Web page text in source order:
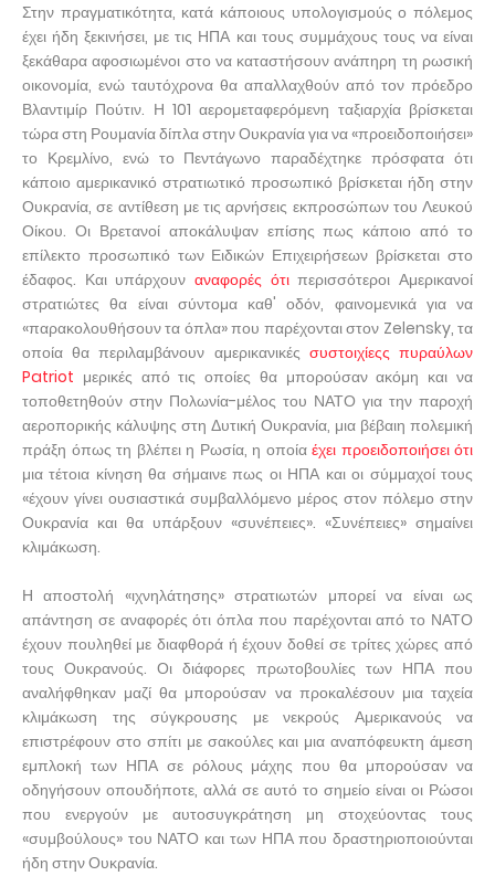
Στην πραγματικότητα, κατά κάποιους υπολογισμούς ο πόλεμος
έχει ήδη ξεκινήσει, με τις ΗΠΑ και τους συμμάχους τους να είναι
ξεκάθαρα αφοσιωμένοι στο να καταστήσουν ανάπηρη τη ρωσική
οικονομία, ενώ ταυτόχρονα θα απαλλαχθούν από τον πρόεδρο
Βλαντιμίρ Πούτιν. Η 101 αερομεταφερόμενη ταξιαρχία βρίσκεται
τώρα στη Ρουμανία δίπλα στην Ουκρανία για να «προειδοποιήσει»
το Κρεμλίνο, ενώ το Πεντάγωνο παραδέχτηκε πρόσφατα ότι
κάποιο αμερικανικό στρατιωτικό προσωπικό βρίσκεται ήδη στην
Ουκρανία, σε αντίθεση με τις αρνήσεις εκπροσώπων του Λευκού
Οίκου. Οι Βρετανοί αποκάλυψαν επίσης πως κάποιο από το
επίλεκτο προσωπικό των Ειδικών Επιχειρήσεων βρίσκεται στο
έδαφος. Και υπάρχουν αναφορές ότιπερισσότεροι Αμερικανοί
στρατιώτες θα είναι σύντομα καθ' οδόν, φαινομενικά για να
«παρακολουθήσουν τα όπλα» που παρέχονται στον Zelensky, τα
οποία θα περιλαμβάνουν αμερικανικές συστοιχίεςς πυραύλων
Patriot μερικές από τις οποίες θα μπορούσαν ακόμη και να
τοποθετηθούν στην Πολωνία-μέλος του ΝΑΤΟ για την παροχή
αεροπορικής κάλυψης στη Δυτική Ουκρανία, μια βέβαιη πολεμική
πράξη όπως τη βλέπει η Ρωσία, η οποία έχει προειδοποιήσει ότι
μια τέτοια κίνηση θα σήμαινε πως οι ΗΠΑ και οι σύμμαχοί τους
«έχουν γίνει ουσιαστικά συμβαλλόμενο μέρος στον πόλεμο στην
Ουκρανία και θα υπάρξουν «συνέπειες». «Συνέπειες» σημαίνει
κλιμάκωση.
Η αποστολή «ιχνηλάτησης» στρατιωτών μπορεί να είναι ως
απάντηση σε αναφορές ότι όπλα που παρέχονται από το ΝΑΤΟ
έχουν πουληθεί με διαφθορά ή έχουν δοθεί σε τρίτες χώρες από
τους Ουκρανούς. Οι διάφορες πρωτοβουλίες των ΗΠΑ που
αναλήφθηκαν μαζί θα μπορούσαν να προκαλέσουν μια ταχεία
κλιμάκωση της σύγκρουσης με νεκρούς Αμερικανούς να
επιστρέφουν στο σπίτι με σακούλες και μια αναπόφευκτη άμεση
εμπλοκή των ΗΠΑ σε ρόλους μάχης που θα μπορούσαν να
οδηγήσουν οπουδήποτε, αλλά σε αυτό το σημείο είναι οι Ρώσοι
που ενεργούν με αυτοσυγκράτηση μη στοχεύοντας τους
«συμβούλους» του ΝΑΤΟ και των ΗΠΑ που δραστηριοποιούνται
ήδη στην Ουκρανία.